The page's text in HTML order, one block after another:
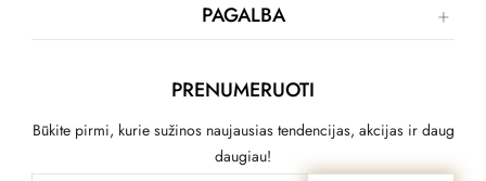
PAGALBA
PRENUMERUOTI
Būkite pirmi, kurie sužinos naujausias tendencijas, akcijas ir daug
daugiau!